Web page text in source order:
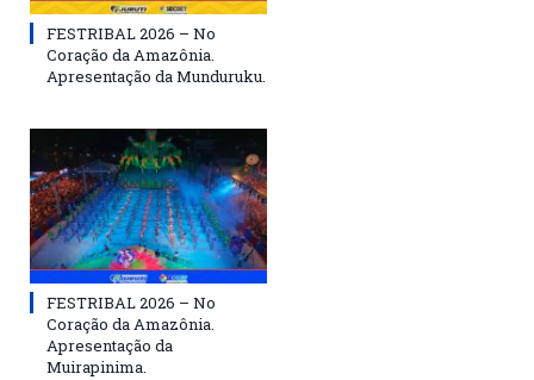
FESTRIBAL 2026 – No
Coração da Amazônia.
Apresentação da Munduruku.
FESTRIBAL 2026 – No
Coração da Amazônia.
Apresentação da
Muirapinima.